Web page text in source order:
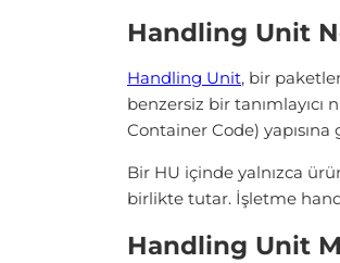
Handling Unit
Handling Unit, bir
benzersiz bir tanımlayıcı
Container Code)
Bir HU içinde yalnızca
birlikte tutar. İşletme
Handling Unit